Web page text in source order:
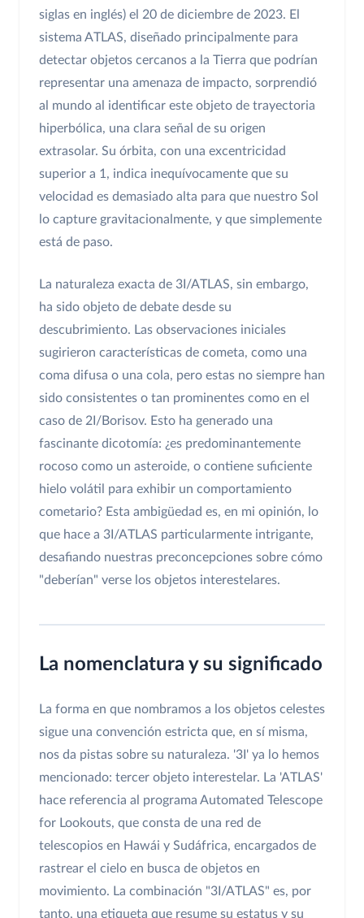
siglas en inglés) el 20 de diciembre de 2023. El
sistema ATLAS, diseñado principalmente para
detectar objetos cercanos a la Tierra que podrían
representar una amenaza de impacto, sorprendió
al mundo al identificar este objeto de trayectoria
hiperbólica, una clara señal de su origen
extrasolar. Su órbita, con una excentricidad
superior a 1, indica inequívocamente que su
velocidad es demasiado alta para que nuestro Sol
lo capture gravitacionalmente, y que simplemente
está de paso.
La naturaleza exacta de 3I/ATLAS, sin embargo,
ha sido objeto de debate desde su
descubrimiento. Las observaciones iniciales
sugirieron características de cometa, como una
coma difusa o una cola, pero estas no siempre han
sido consistentes o tan prominentes como en el
caso de 2I/Borisov. Esto ha generado una
fascinante dicotomía: ¿es predominantemente
rocoso como un asteroide, o contiene suficiente
hielo volátil para exhibir un comportamiento
cometario? Esta ambigüedad es, en mi opinión, lo
que hace a 3I/ATLAS particularmente intrigante,
desafiando nuestras preconcepciones sobre cómo
"deberían" verse los objetos interestelares.
La nomenclatura y su significado
La forma en que nombramos a los objetos celestes
sigue una convención estricta que, en sí misma,
nos da pistas sobre su naturaleza. '3I' ya lo hemos
mencionado: tercer objeto interestelar. La 'ATLAS'
hace referencia al programa Automated Telescope
for Lookouts, que consta de una red de
telescopios en Hawái y Sudáfrica, encargados de
rastrear el cielo en busca de objetos en
movimiento. La combinación "3I/ATLAS" es, por
tanto, una etiqueta que resume su estatus y su